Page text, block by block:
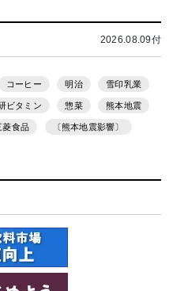
2026.08.09付
コーヒー 明治 雪印乳業
ビタミン 惣菜 熊本地震
菱食品 〔熊本地震影響〕